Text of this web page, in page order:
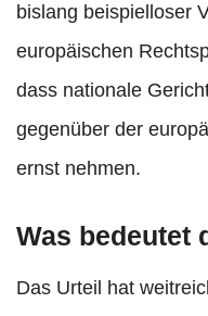
bislang beispielloser
europäischen
dass nationale
gegenüber der
ernst nehmen.
Was bedeutet
Das Urteil hat